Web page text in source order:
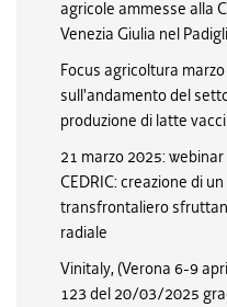
agricole ammesse alla
Venezia Giulia nel
Focus agricoltura
sull'andamento del
produzione di latte
21 marzo 2025:
CEDRIC: creazione di
transfrontaliero
radiale
Vinitaly, (Verona 6-9
123 del 20/03/2025